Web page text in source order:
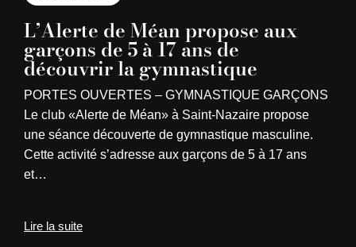
L’Alerte de Méan propose aux
garçons de 5 à 17 ans de
découvrir la gymnastique
PORTES OUVERTES – GYMNASTIQUE GARÇONS
Le club «Alerte de Méan» à Saint-Nazaire propose
une séance découverte de gymnastique masculine.
Cette activité s’adresse aux garçons de 5 à 17 ans
et…
Lire la suite